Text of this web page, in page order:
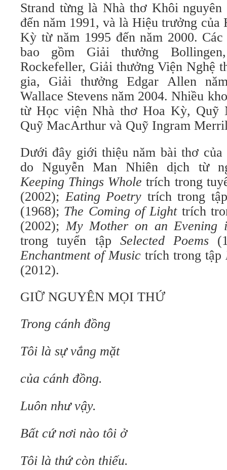
Strand từng là Nhà thơ Khôi
đến năm 1991, và là Hiệu trưởng của
Kỳ từ năm 1995 đến năm 2000.
bao gồm Giải thưởng
Rockefeller, Giải thưởng Viện Nghệ
gia, Giải thưởng Edgar Allen
Wallace Stevens năm 2004. Nhiều
từ Học viện Nhà thơ Hoa Kỳ, Quỹ
Quỹ MacArthur và Quỹ Ingram
Dưới đây giới thiệu năm bài thơ của
do Nguyễn Man Nhiên dịch từ
Keeping Things Whole trích trong
(2002);Eating Poetry trích trong
(1968); The Coming of Lighttrích
(2002);My Mother on an Evening
trong tuyển tập Selected Poems
Enchantment of Music trích trong tập
(2012).
GIỮ NGUYÊN MỌI THỨ
Trong cánh đồng
Tôi là sự vắng mặt
của cánh đồng.
Luôn như vậy.
Bất cứ nơi nào tôi ở
Tôi là thứ còn thiếu.